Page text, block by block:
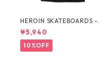
HEROIN SKATEBOARDS -
CURB KILLER WIDE BOY B
LK TEE -
¥5,940
10%OFF